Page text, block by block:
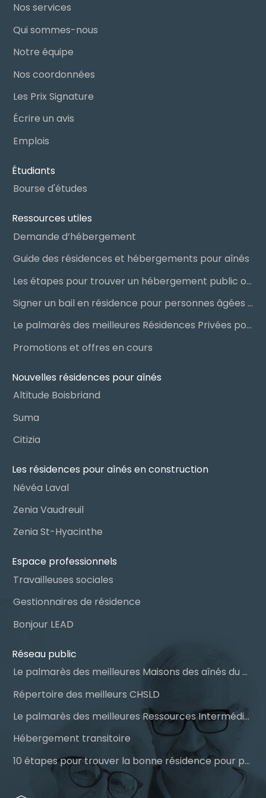
Nos services
Qui sommes-nous
Notre équipe
Nos coordonnées
Les Prix Signature
Écrire un avis
Emplois
Étudiants
Bourse d'études
Ressources utiles
Demande d’hébergement
Guide des résidences et hébergements pour aînés
Les étapes pour trouver un hébergement public ou privé
Signer un bail en résidence pour personnes âgées (RPA) : ce qu’il faut savoir
Le palmarès des meilleures Résidences Privées pour Aînés (RPA)
Promotions et offres en cours
Nouvelles résidences pour aînés
Altitude Boisbriand
Suma
Citizia
Les résidences pour aînés en construction
Névéa Laval
Zenia Vaudreuil
Zenia St-Hyacinthe
Espace professionnels
Travailleuses sociales
Gestionnaires de résidence
Bonjour LEAD
Réseau public
Le palmarès des meilleures Maisons des aînés du Québec
Répertoire des meilleurs CHSLD
Le palmarès des meilleures Ressources Intermédiaires (RI)
Hébergement transitoire
10 étapes pour trouver la bonne résidence pour personnes âgées